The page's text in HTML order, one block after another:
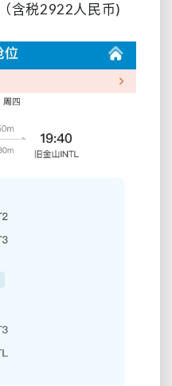
（含税2922人民币)